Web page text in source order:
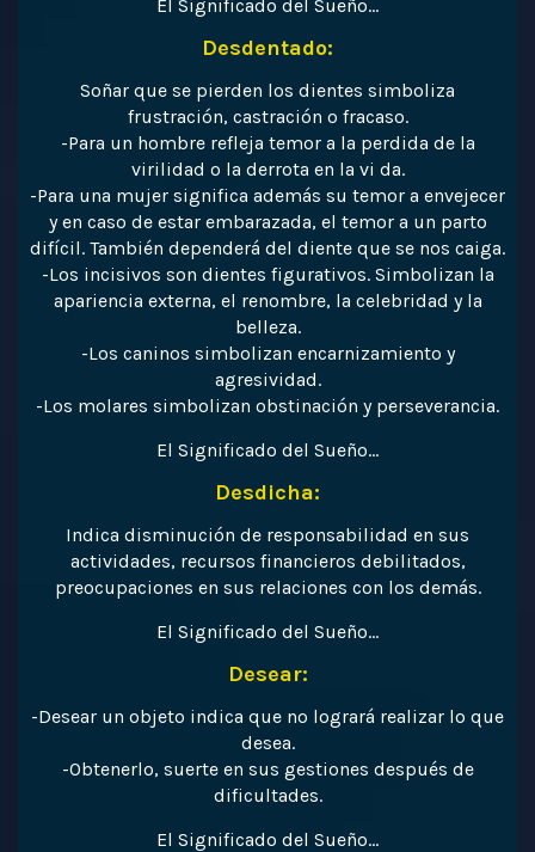
El Significado del Sueño…
Desdentado:
Soñar que se pierden los dientes simboliza
frustración, castración o fracaso.
-Para un hombre refleja temor a la perdida de la
virilidad o la derrota en la vi da.
-Para una mujer significa además su temor a envejecer
y en caso de estar embarazada, el temor a un parto
difícil. También dependerá del diente que se nos caiga.
-Los incisivos son dientes figurativos. Simbolizan la
apariencia externa, el renombre, la celebridad y la
belleza.
-Los caninos simbolizan encarnizamiento y
agresividad.
-Los molares simbolizan obstinación y perseverancia.
El Significado del Sueño…
Desdicha:
Indica disminución de responsabilidad en sus
actividades, recursos financieros debilitados,
preocupaciones en sus relaciones con los demás.
El Significado del Sueño…
Desear:
-Desear un objeto indica que no logrará realizar lo que
desea.
-Obtenerlo, suerte en sus gestiones después de
dificultades.
El Significado del Sueño…